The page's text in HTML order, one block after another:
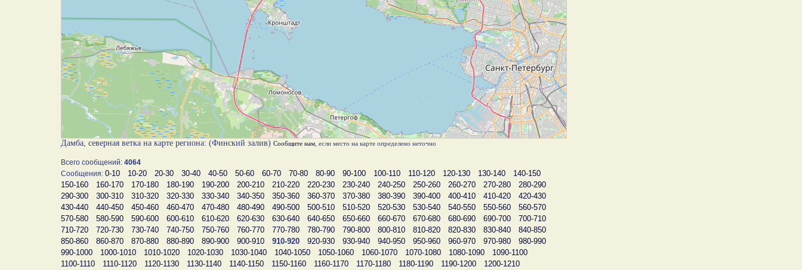
Дамба, северная ветка на карте региона: (Финский залив) Сообщите нам , если место на карте определено неточно
Всего сообщений: 4064
Сообщения: 0-10 10-20 20-30 30-40 40-50 50-60 60-70 70-80 80-90 90-100 100-110 110-120 120-130 130-140
140-150
150-160
160-170 170-180 180-190 190-200 200-210 210-220 220-230 230-240 240-250 250-260 260-270 270-280
280-290
290-300
300-310 310-320 320-330 330-340 340-350 350-360 360-370 370-380 380-390 390-400 400-410 410-420
420-430
430-440
440-450 450-460 460-470 470-480 480-490 490-500 500-510 510-520 520-530 530-540 540-550 550-560
560-570
570-580
580-590 590-600 600-610 610-620 620-630 630-640 640-650 650-660 660-670 670-680 680-690 690-700
700-710
710-720
720-730 730-740 740-750 750-760 760-770 770-780 780-790 790-800 800-810 810-820 820-830 830-840
840-850
850-860
860-870 870-880 880-890 890-900 900-910 910-920 920-930 930-940 940-950 950-960 960-970 970-980
980-990
990-1000
1000-1010 1010-1020 1020-1030 1030-1040 1040-1050 1050-1060 1060-1070 1070-1080 1080-1090
1090-1100
1100-1110
1110-1120 1120-1130 1130-1140 1140-1150 1150-1160 1160-1170 1170-1180 1180-1190 1190-1200
1200-1210